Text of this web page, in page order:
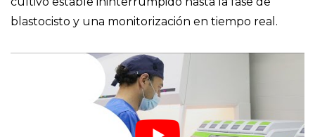
blastocisto y una monitorización en tiempo real.